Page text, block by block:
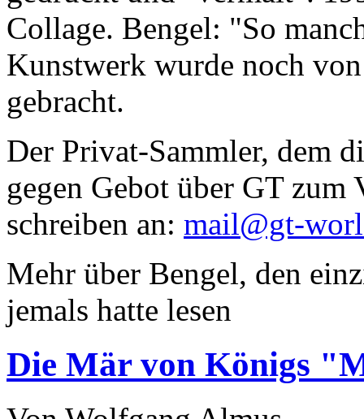
Collage. Bengel: "So
Kunstwerk wurde noch
gebracht.
Der Privat-Sammler, dem
gegen Gebot über GT zum
schreiben an: mail@gt-
Mehr über Bengel, den
jemals hatte lesen
Die Mär von Königs